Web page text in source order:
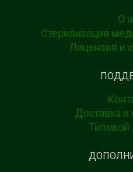
О
Стерилизация
Лицензия и
Доставка
Типовой